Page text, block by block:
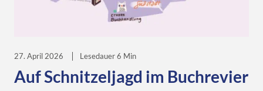
27. April 2026 Lesedauer 6 Min
Auf Schnitzeljagd im Buchrevier